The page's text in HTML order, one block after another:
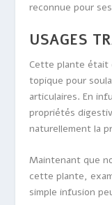
reconnue pour
USAGES
Cette plante était
topique pour
articulaires. En
propriétés
naturellement la
Maintenant que
cette plante,
simple infusion